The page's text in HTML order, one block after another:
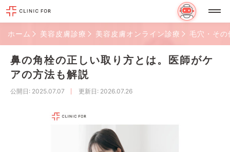
ホーム 美容皮膚診療 美容皮膚オンライン診療 毛穴・そ
鼻の角栓の正しい取り方とは。医師がケ
アの方法も解説
公開日 : 2025.07.07 更新日 : 2026.07.26